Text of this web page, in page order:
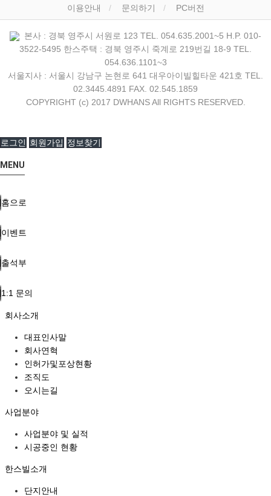
이용안내 문의하기 PC버전
본사 : 경북 영주시 서원로 123 TEL. 054.635.2001~5 H.P. 010-
3522-5495 한스주택 : 경북 영주시 죽계로 219번길 18-9 TEL.
054.636.1101~3
서울지사 : 서울시 강남구 논현로 641 대우아이빌힐타운 421호 TEL.
02.3445.4891 FAX. 02.545.1859
COPYRIGHT (c) 2017 DWHANS All RIGHTS RESERVED.
로그인 회원가입 정보찾기
MENU
홈으로
이벤트
출석부
1:1 문의
회사소개
대표인사말
회사연혁
인허가및포상현황
조직도
오시는길
사업분야
사업분야 및 실적
시공중인 현황
한스빌소개
단지안내